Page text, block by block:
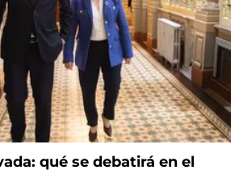
qué se debatirá en el